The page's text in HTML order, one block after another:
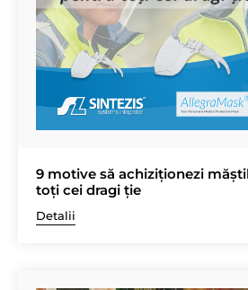
9 motive să achiziționezi
toți cei dragi ție
Detalii